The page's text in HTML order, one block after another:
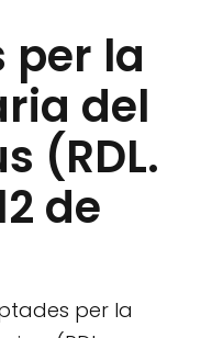
per la
del
(RDL.
de
per la